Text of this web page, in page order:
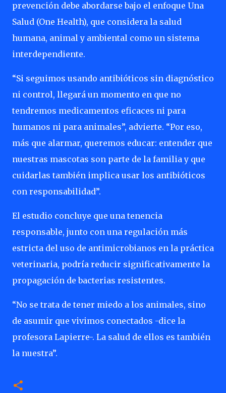
prevención debe abordarse bajo el enfoque Una
Salud (One Health), que considera la salud
humana, animal y ambiental como un sistema
interdependiente.
“Si seguimos usando antibióticos sin diagnóstico
ni control, llegará un momento en que no
tendremos medicamentos eficaces ni para
humanos ni para animales”, advierte. “Por eso,
más que alarmar, queremos educar: entender que
nuestras mascotas son parte de la familia y que
cuidarlas también implica usar los antibióticos
con responsabilidad”.
El estudio concluye que una tenencia
responsable, junto con una regulación más
estricta del uso de antimicrobianos en la práctica
veterinaria, podría reducir significativamente la
propagación de bacterias resistentes.
“No se trata de tener miedo a los animales, sino
de asumir que vivimos conectados -dice la
profesora Lapierre-. La salud de ellos es también
la nuestra”.